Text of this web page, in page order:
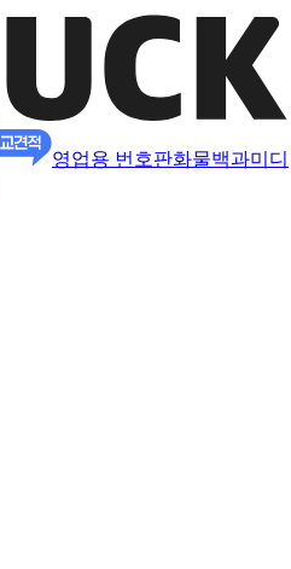
영업용 번호판화물백과미디